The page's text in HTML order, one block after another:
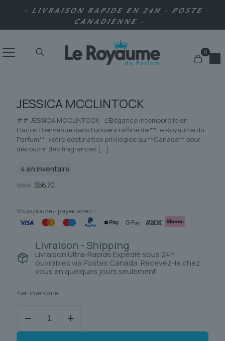
- LIVRAISON RAPIDE EN 24H - POSTE
CANADIENNE -
0
JESSICA MCCLINTOCK
## JESSICA MCCLINTOCK : L’Élégance Intemporelle en
Flacon Bienvenue dans l’univers raffiné de **Le Royaume du
Parfum**, votre destination privilégiée au **Canada** pour
découvrir des fragrances […]
4 en inventaire
$88.81 Le
était :
$88.81.
$56.70Le
est :
$56.70.
Vous pouvez payer avec :
Livraison - Shipping
Livraison Ultra-Rapide Expédié sous 24h
ouvrables via Postes Canada. Recevez-le chez
vous en quelques jours seulement.
4 en inventaire